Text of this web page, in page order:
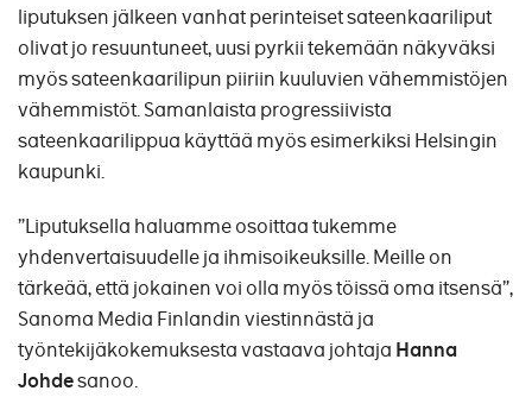
liputuksen jälkeen vanhat perinteiset sateenkaariliput
olivat jo resuuntuneet, uusi pyrkii tekemään näkyväksi
myös sateenkaarilipun piiriin kuuluvien vähemmistöjen
vähemmistöt. Samanlaista progressiivista
sateenkaarilippua käyttää myös esimerkiksi Helsingin
kaupunki.
”Liputuksella haluamme osoittaa tukemme
yhdenvertaisuudelle ja ihmisoikeuksille. Meille on
tärkeää, että jokainen voi olla myös töissä oma itsensä”,
Sanoma Media Finlandin viestinnästä ja
työntekijäkokemuksesta vastaava johtaja Hanna
Johdesanoo.